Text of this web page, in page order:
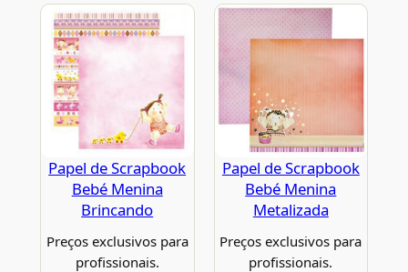
Papel de Scrapbook
Bebé Menina
Brincando
Preços exclusivos para
profissionais.
Papel de Scrapbook
Bebé Menina
Metalizada
Preços exclusivos para
profissionais.